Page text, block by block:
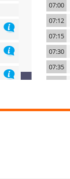
07:00
07:12
07:15
07:30
07:35
07:45
08:10